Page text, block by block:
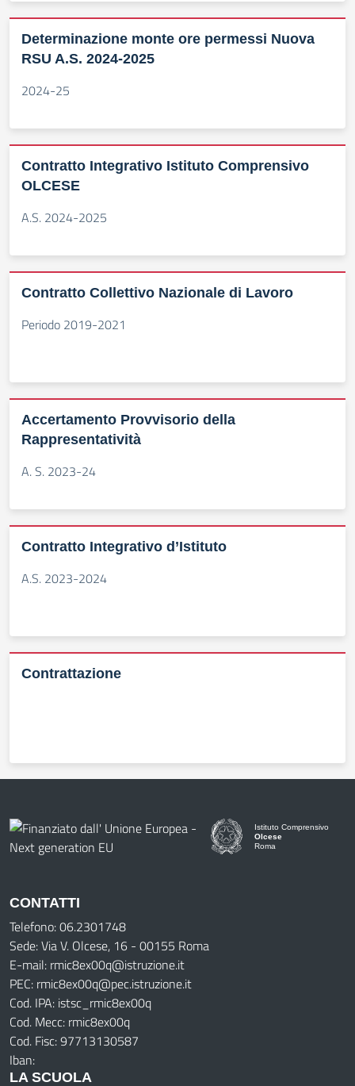
Determinazione monte ore permessi Nuova
RSU A.S. 2024-2025
2024-25
Contratto Integrativo Istituto Comprensivo
OLCESE
A.S. 2024-2025
Contratto Collettivo Nazionale di Lavoro
Periodo 2019-2021
Accertamento Provvisorio della
Rappresentatività
A. S. 2023-24
Contratto Integrativo d’Istituto
A.S. 2023-2024
Contrattazione
Istituto Comprensivo
Olcese
Roma
CONTATTI
Telefono: 06.2301748
Sede: Via V. Olcese, 16 - 00155 Roma
E-mail: rmic8ex00q@istruzione.it
PEC: rmic8ex00q@pec.istruzione.it
Cod. IPA: istsc_rmic8ex00q
Cod. Mecc: rmic8ex00q
Cod. Fisc: 97713130587
Iban:
LA SCUOLA